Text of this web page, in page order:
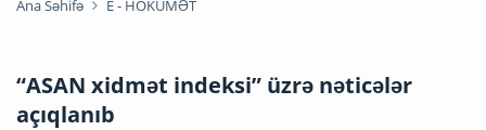
Ana Səhifə E - HÖKUMƏT
“ASAN xidmət indeksi” üzrə nəticələr
açıqlanıb